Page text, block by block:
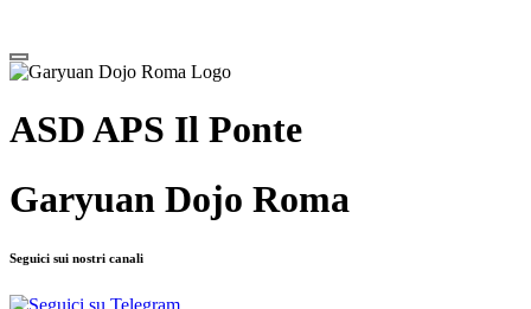
ASD APS Il Ponte
Garyuan Dojo Roma
Seguici sui nostri canali